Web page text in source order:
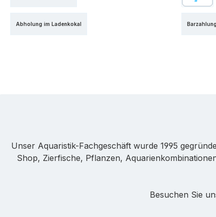
Abholung im Ladenkokal
Unser Aquaristik-Fachgeschäft wurde 1995
Shop, Zierfische, Pflanzen,
Besuchen Sie